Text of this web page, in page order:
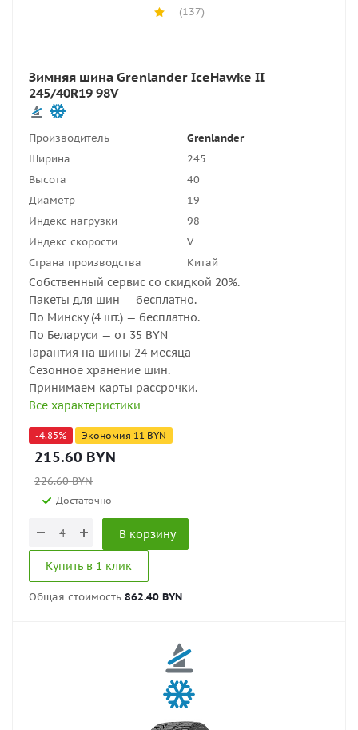
(137)
Зимняя шина Grenlander IceHawke II
245/40R19 98V
Производитель
Grenlander
Ширина
245
Высота
40
Диаметр
19
Индекс нагрузки
98
Индекс скорости
V
Страна производства
Китай
Собственный сервис со скидкой 20%.
Пакеты для шин — бесплатно.
По Минску (4 шт.) — бесплатно.
По Беларуси — от 35 BYN
Гарантия на шины 24 месяца
Сезонное хранение шин.
Принимаем карты рассрочки.
Все характеристики
-4.85% Экономия 11 BYN
215.60 BYN
226.60BYN
Достаточно
В корзину
Купить в 1 клик
Общая стоимость 862.40 BYN